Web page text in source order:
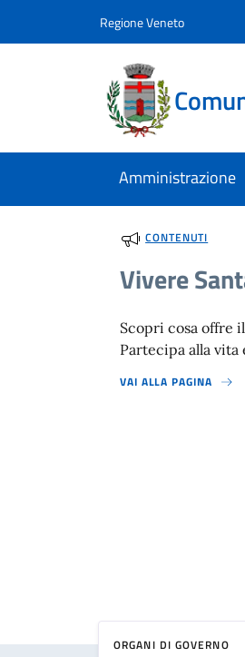
Regione Veneto
Amministrazione
CONTENUTI
Vivere
Scopri cosa offre
Partecipa alla vita
VAI ALLA PAGINA
ORGANI DI GOVERNO